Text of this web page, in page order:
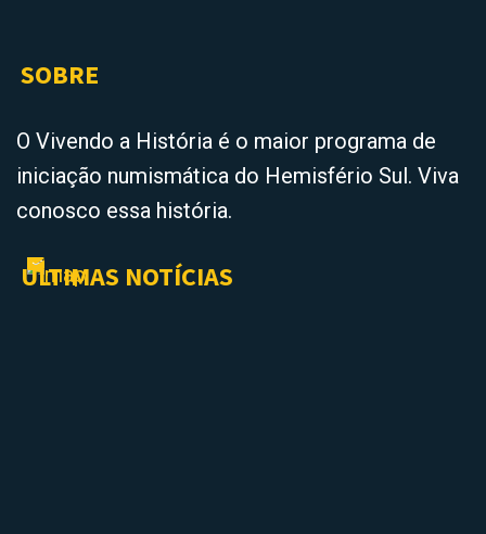
SOBRE
O Vivendo a História é o maior programa de
iniciação numismática do Hemisfério Sul. Viva
conosco essa história.
ÚLTIMAS NOTÍCIAS